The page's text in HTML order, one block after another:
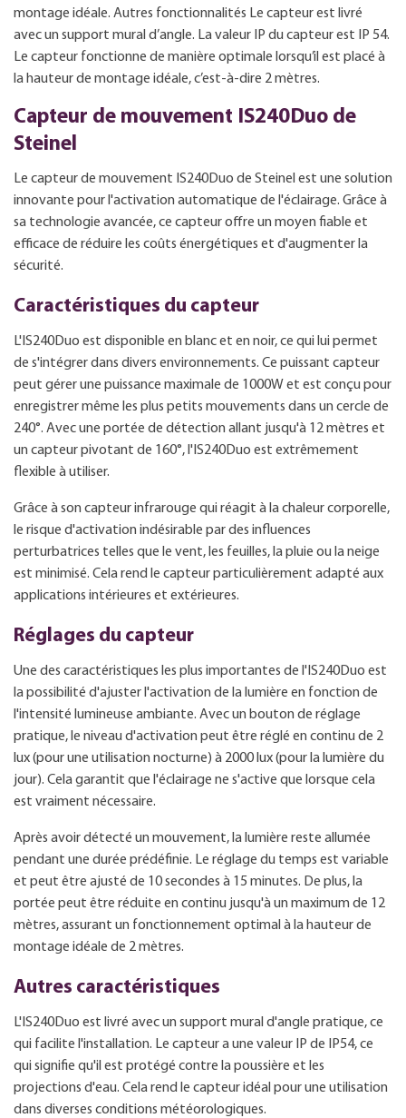
montage idéale. Autres fonctionnalités Le capteur est livré
avec un support mural d’angle. La valeur IP du capteur est IP 54.
Le capteur fonctionne de manière optimale lorsqu’il est placé à
la hauteur de montage idéale, c’est-à-dire 2 mètres.
Capteur de mouvement IS240Duo de
Steinel
Le capteur de mouvement IS240Duo de Steinel est une solution
innovante pour l'activation automatique de l'éclairage. Grâce à
sa technologie avancée, ce capteur offre un moyen fiable et
efficace de réduire les coûts énergétiques et d'augmenter la
sécurité.
Caractéristiques du capteur
L'IS240Duo est disponible en blanc et en noir, ce qui lui permet
de s'intégrer dans divers environnements. Ce puissant capteur
peut gérer une puissance maximale de 1000W et est conçu pour
enregistrer même les plus petits mouvements dans un cercle de
240°. Avec une portée de détection allant jusqu'à 12 mètres et
un capteur pivotant de 160°, l'IS240Duo est extrêmement
flexible à utiliser.
Grâce à son capteur infrarouge qui réagit à la chaleur corporelle,
le risque d'activation indésirable par des influences
perturbatrices telles que le vent, les feuilles, la pluie ou la neige
est minimisé. Cela rend le capteur particulièrement adapté aux
applications intérieures et extérieures.
Réglages du capteur
Une des caractéristiques les plus importantes de l'IS240Duo est
la possibilité d'ajuster l'activation de la lumière en fonction de
l'intensité lumineuse ambiante. Avec un bouton de réglage
pratique, le niveau d'activation peut être réglé en continu de 2
lux (pour une utilisation nocturne) à 2000 lux (pour la lumière du
jour). Cela garantit que l'éclairage ne s'active que lorsque cela
est vraiment nécessaire.
Après avoir détecté un mouvement, la lumière reste allumée
pendant une durée prédéfinie. Le réglage du temps est variable
et peut être ajusté de 10 secondes à 15 minutes. De plus, la
portée peut être réduite en continu jusqu'à un maximum de 12
mètres, assurant un fonctionnement optimal à la hauteur de
montage idéale de 2 mètres.
Autres caractéristiques
L'IS240Duo est livré avec un support mural d'angle pratique, ce
qui facilite l'installation. Le capteur a une valeur IP de IP54, ce
qui signifie qu'il est protégé contre la poussière et les
projections d'eau. Cela rend le capteur idéal pour une utilisation
dans diverses conditions météorologiques.